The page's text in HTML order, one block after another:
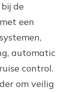
de
een
automatic
control.
om veilig